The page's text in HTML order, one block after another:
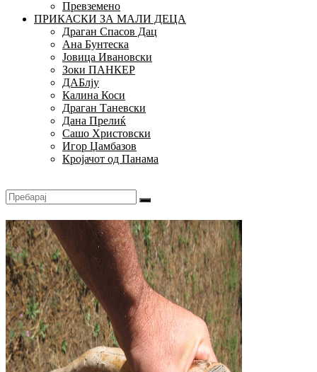
Превземено
ПРИКАСКИ ЗА МАЛИ ДЕЦА
Драган Спасов Дац
Ана Бунтеска
Јовица Ивановски
Зоки ПАНКЕР
ДАБлју
Калина Коси
Драган Таневски
Дана Прелиќ
Сашо Христовски
Игор Џамбазов
Кројачот од Панама